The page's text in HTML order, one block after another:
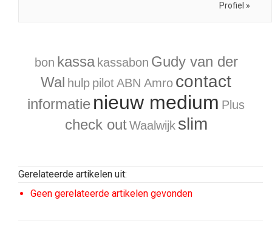
Profiel »
bon kassa kassabon Gudy van der
Wal hulp pilotABN Amro contact
informatie nieuw medium Plus
check out Waalwijk slim
Gerelateerde artikelen uit:
Geen gerelateerde artikelen gevonden